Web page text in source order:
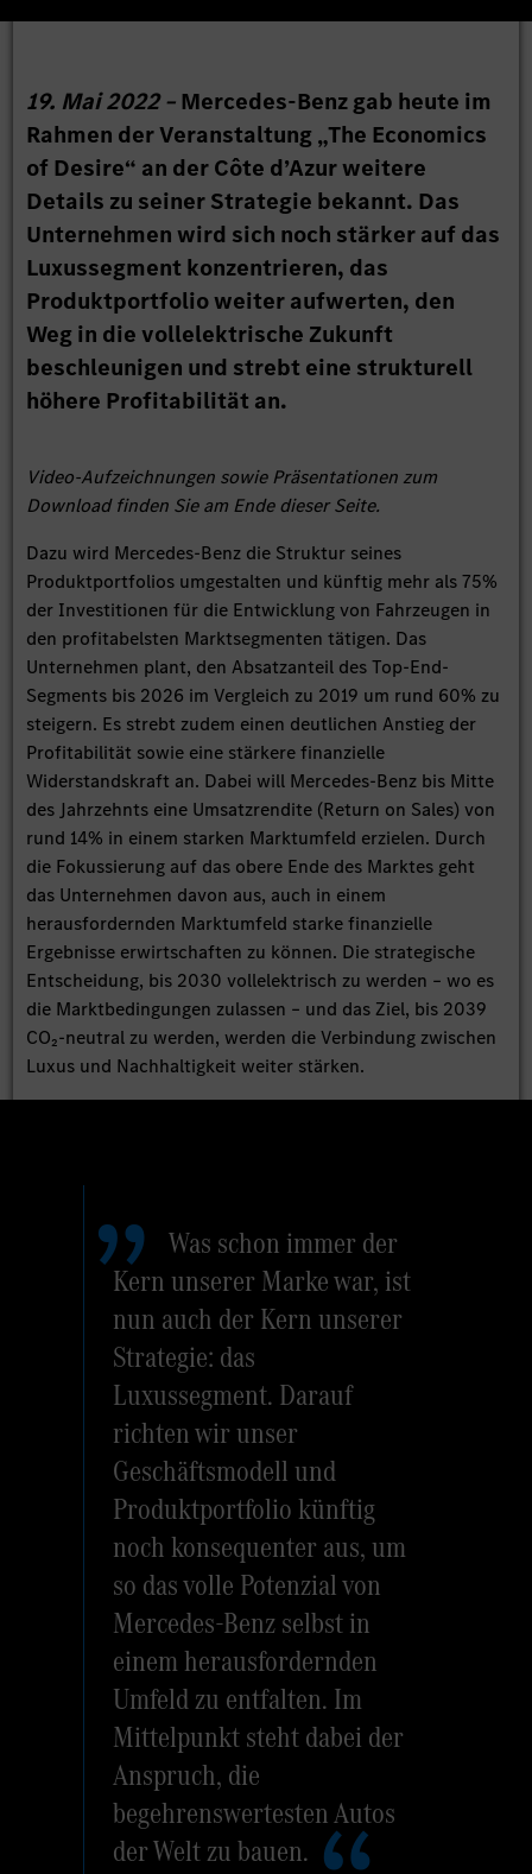
19. Mai 2022 –Mercedes-Benz gab heute im
Rahmen der Veranstaltung „The Economics
of Desire“ an der Côte d’Azur weitere
Details zu seiner Strategie bekannt. Das
Unternehmen wird sich noch stärker auf das
Luxussegment konzentrieren, das
Produktportfolio weiter aufwerten, den
Weg in die vollelektrische Zukunft
beschleunigen und strebt eine strukturell
höhere Profitabilität an.
Video-Aufzeichnungen sowie Präsentationen zum
Download finden Sie am Ende dieser Seite.
Dazu wird Mercedes-Benz die Struktur seines
Produktportfolios umgestalten und künftig mehr als 75%
der Investitionen für die Entwicklung von Fahrzeugen in
den profitabelsten Marktsegmenten tätigen. Das
Unternehmen plant, den Absatzanteil des Top-End-
Segments bis 2026 im Vergleich zu 2019 um rund 60% zu
steigern. Es strebt zudem einen deutlichen Anstieg der
Profitabilität sowie eine stärkere finanzielle
Widerstandskraft an. Dabei will Mercedes-Benz bis Mitte
des Jahrzehnts eine Umsatzrendite (Return on Sales) von
rund 14% in einem starken Marktumfeld erzielen. Durch
die Fokussierung auf das obere Ende des Marktes geht
das Unternehmen davon aus, auch in einem
herausfordernden Marktumfeld starke finanzielle
Ergebnisse erwirtschaften zu können. Die strategische
Entscheidung, bis 2030 vollelektrisch zu werden – wo es
die Marktbedingungen zulassen – und das Ziel, bis 2039
CO₂-neutral zu werden, werden die Verbindung zwischen
Luxus und Nachhaltigkeit weiter stärken.
Was schon immer der
Kern unserer Marke war, ist
nun auch der Kern unserer
Strategie: das
Luxussegment. Darauf
richten wir unser
Geschäftsmodell und
Produktportfolio künftig
noch konsequenter aus, um
so das volle Potenzial von
Mercedes-Benz selbst in
einem herausfordernden
Umfeld zu entfalten. Im
Mittelpunkt steht dabei der
Anspruch, die
begehrenswertesten Autos
der Welt zu bauen.